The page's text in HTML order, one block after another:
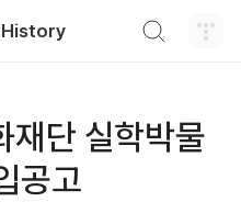
단 실학박물
공고